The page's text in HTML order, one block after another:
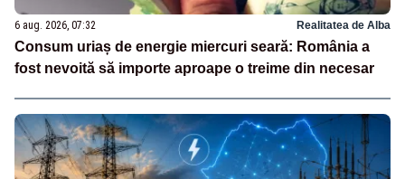
6 aug. 2026, 07:32 Realitatea de Alba
Consum uriaș de energie miercuri seară: România a
fost nevoită să importe aproape o treime din necesar